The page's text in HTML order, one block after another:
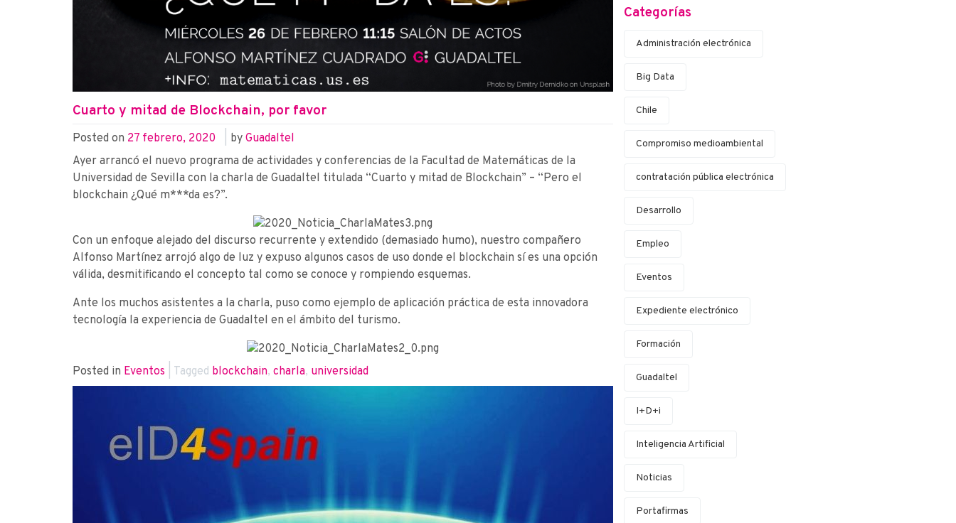
Cuarto y mitad de Blockchain, por favor
Posted on 27 febrero, 2020 by Guadaltel
Ayer arrancó el nuevo programa de actividades y conferencias de la Facultad de Matemáticas de la
Universidad de Sevilla con la charla de Guadaltel titulada “Cuarto y mitad de Blockchain” – “Pero el
blockchain ¿Qué m***da es?”.
Con un enfoque alejado del discurso recurrente y extendido (demasiado humo), nuestro compañero
Alfonso Martínez arrojó algo de luz y expuso algunos casos de uso donde el blockchain sí es una opción
válida, desmitificando el concepto tal como se conoce y rompiendo esquemas.
Ante los muchos asistentes a la charla, puso como ejemplo de aplicación práctica de esta innovadora
tecnología la experiencia de Guadaltel en el ámbito del turismo.
Posted in Eventos Tagged blockchain, charla, universidad
Categorías
Administración electrónica
Big Data
Chile
Compromiso medioambiental
contratación pública electrónica
Desarrollo
Empleo
Eventos
Expediente electrónico
Formación
Guadaltel
I+D+i
Inteligencia Artificial
Noticias
Portafirmas